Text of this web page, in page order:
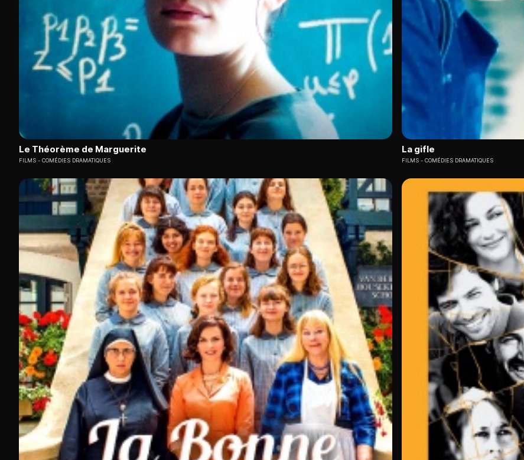
Le Théorème de Marguerite
FILMS COMÉDIES DRAMATIQUES
La gifle
FILMS COMÉDIES DRAMATIQUES